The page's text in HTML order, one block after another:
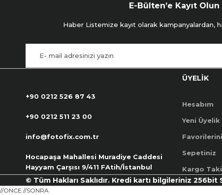
E-Bülten’e Kayıt Olun
Haber Listemize kayıt olarak kampanyalardan,
+90 0212 526 87 43
+90 0212 511 23 00
info@fotofix.com.tr
Hocapaşa Mahallesi Muradiye Caddesi
Hayyam Çarşısı 9/411 FAtih/İstanbul
ÜYELİK
Hesabım
Yeni Üyelik
Sepetiniz
Kargo
© Tüm Hakları Saklıdır. Kredi kartı bilgileriniz
//ONCE //SONRA